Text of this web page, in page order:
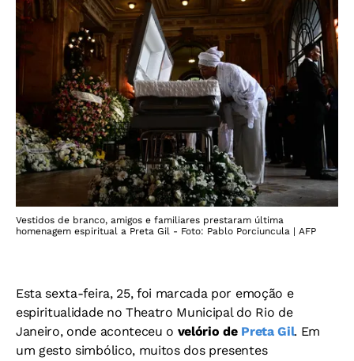
Vestidos de branco, amigos e familiares prestaram última
homenagem espiritual a Preta Gil - Foto: Pablo Porciuncula | AFP
Esta sexta-feira, 25, foi marcada por emoção e
espiritualidade no Theatro Municipal do Rio de
Janeiro, onde aconteceu o velório de Preta Gil. Em
um gesto simbólico, muitos dos presentes